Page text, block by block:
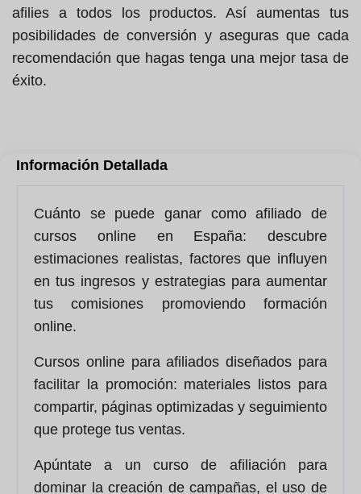
afilies a todos los productos. Así aumentas tus
posibilidades de conversión y aseguras que cada
recomendación que hagas tenga una mejor tasa de
éxito.
Información Detallada
Cuánto se puede ganar como afiliado de
cursos online en España: descubre
estimaciones realistas, factores que influyen
en tus ingresos y estrategias para aumentar
tus comisiones promoviendo formación
online.
Cursos online para afiliados diseñados para
facilitar la promoción: materiales listos para
compartir, páginas optimizadas y seguimiento
que protege tus ventas.
Apúntate a un curso de afiliación para
dominar la creación de campañas, el uso de